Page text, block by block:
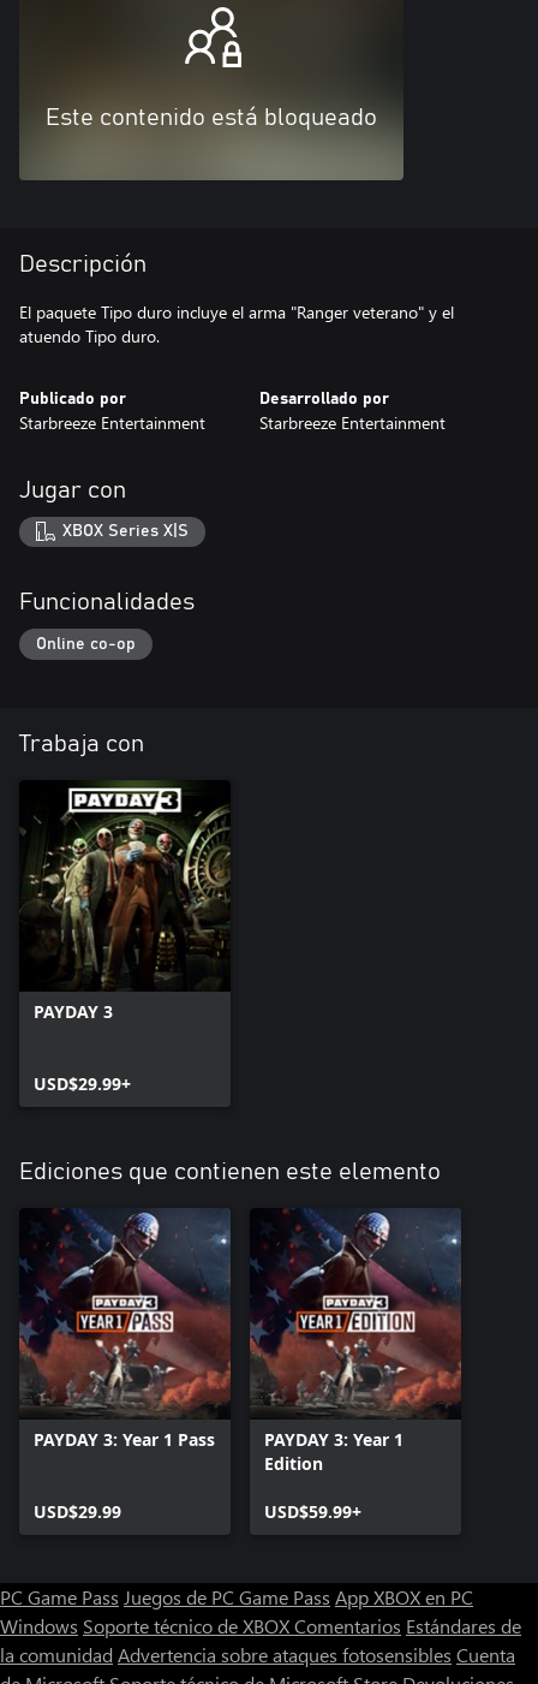
Este contenido está bloqueado
Descripción
El paquete Tipo duro incluye el arma "Ranger veterano" y el
atuendo Tipo duro.
Publicado por
Starbreeze Entertainment
Desarrollado por
Starbreeze Entertainment
Jugar con
XBOX Series X|S
Funcionalidades
Online co-op
Trabaja con
PAYDAY 3
USD$29.99+
Ediciones que contienen este elemento
PAYDAY 3: Year 1 Pass
USD$29.99
PAYDAY 3: Year 1
Edition
USD$59.99+
PC Game Pass Juegos de PC Game Pass App XBOX en PC
Windows Soporte técnico de XBOXComentarios Estándares de
la comunidad Advertencia sobre ataques fotosensibles Cuenta